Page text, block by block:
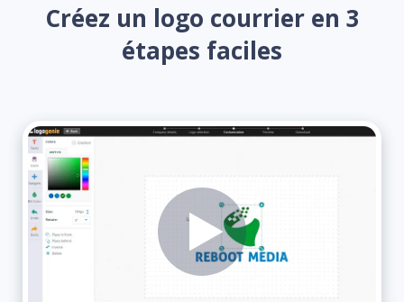
Créez un logo courrier en 3
étapes faciles